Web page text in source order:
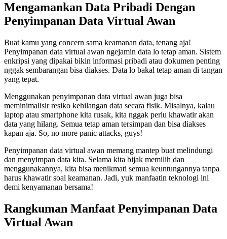
Mengamankan Data Pribadi Dengan
Penyimpanan Data Virtual Awan
Buat kamu yang concern sama keamanan data, tenang aja!
Penyimpanan data virtual awan ngejamin data lo tetap aman. Sistem
enkripsi yang dipakai bikin informasi pribadi atau dokumen penting
nggak sembarangan bisa diakses. Data lo bakal tetap aman di tangan
yang tepat.
Menggunakan penyimpanan data virtual awan juga bisa
meminimalisir resiko kehilangan data secara fisik. Misalnya, kalau
laptop atau smartphone kita rusak, kita nggak perlu khawatir akan
data yang hilang. Semua tetap aman tersimpan dan bisa diakses
kapan aja. So, no more panic attacks, guys!
Penyimpanan data virtual awan memang mantep buat melindungi
dan menyimpan data kita. Selama kita bijak memilih dan
menggunakannya, kita bisa menikmati semua keuntungannya tanpa
harus khawatir soal keamanan. Jadi, yuk manfaatin teknologi ini
demi kenyamanan bersama!
Rangkuman Manfaat Penyimpanan Data
Virtual Awan